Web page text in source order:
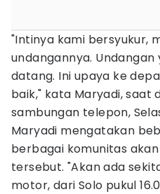
"Intinya kami bersyukur,
undangannya.
datang. Ini upaya ke
baik," kata Maryadi, saat
sambungan telepon,
Maryadi mengatakan
berbagai komunitas
tersebut. "Akan ada
motor, dari Solo pukul